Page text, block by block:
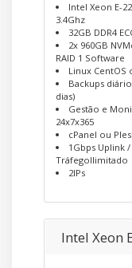
Intel Xeon E-
3.4Ghz
32GB DDR4
2x 960GB
RAID 1 Software
Linux CentOS
Backups
dias)
Gestão e
24x7x365
cPanel ou
1Gbps Uplink /
TráfegoIlimitado
2IPs
Intel Xeon